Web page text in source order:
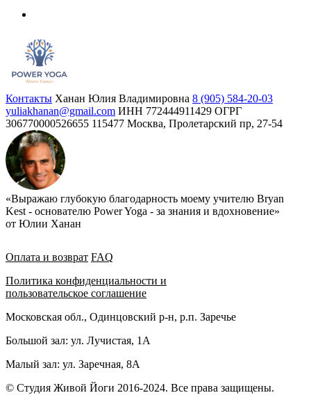
Контакты Ханан Юлия Владимировна 8 (905) 584-20-03
yuliakhanan@gmail.com ИНН 772444911429 ОГРГ
306770000526655 115477 Москва, Пролетарский пр, 27-54
«Выражаю глубокую благодарность моему учителю Bryan
Kest - основателю Power Yoga - за знания и вдохновение»
от Юлии Ханан
Оплата и возврат FAQ
Политика конфиденциальности и
пользовательское соглашение
Московская обл., Одинцовский р-н, р.п. Заречье
Большой зал: ул. Лучистая, 1А
Малый зал: ул. Заречная, 8А
© Студия Живой Йоги 2016-2024. Все права защищены.